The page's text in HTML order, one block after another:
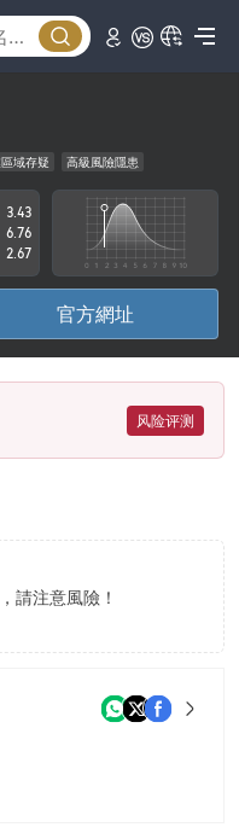
域存疑 高級風險隱患
3.43
6.76
2.67
官方網址
风险评测
請注意風險！